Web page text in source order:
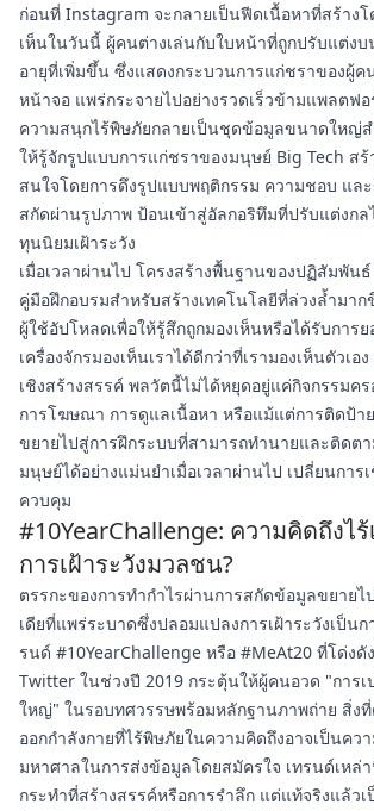
ก่อนที่ Instagram จะกลายเป็นฟีดเนื้อหาที่สร้างโ
เห็นในวันนี้ ผู้คนต่างเล่นกับใบหน้าที่ถูกปรับแต่งบ
อายุที่เพิ่มขึ้น ซึ่งแสดงกระบวนการแก่ชราของผู้ค
หน้าจอ แพร่กระจายไปอย่างรวดเร็วข้ามแพลตฟ
ความสนุกไร้พิษภัยกลายเป็นชุดข้อมูลขนาดใหญ่ส
ให้รู้จักรูปแบบการแก่ชราของมนุษย์ Big Tech สร้
สนใจโดยการดึงรูปแบบพฤติกรรม ความชอบ แล
สกัดผ่านรูปภาพ ป้อนเข้าสู่อัลกอริทึมที่ปรับแต่งกล
ทุนนิยมเฝ้าระวัง
เมื่อเวลาผ่านไป โครงสร้างพื้นฐานของปฏิสัมพัน
คู่มือฝึกอบรมสำหรับสร้างเทคโนโลยีที่ล่วงล้ำมา
ผู้ใช้อัปโหลดเพื่อให้รู้สึกถูกมองเห็นหรือได้รับการ
เครื่องจักรมองเห็นเราได้ดีกว่าที่เรามองเห็นตัวเอ
เชิงสร้างสรรค์ พลวัตนี้ไม่ได้หยุดอยู่แค่กิจกรรมค
การโฆษณา การดูแลเนื้อหา หรือแม้แต่การติดป้า
ขยายไปสู่การฝึกระบบที่สามารถทำนายและติดต
มนุษย์ได้อย่างแม่นยำเมื่อเวลาผ่านไป เปลี่ยนการ
ควบคุม
#10YearChallenge: ความคิดถึงไ
การเฝ้าระวังมวลชน?
ตรรกะของการทำกำไรผ่านการสกัดข้อมูลขยายไ
เดียที่แพร่ระบาดซึ่งปลอมแปลงการเฝ้าระวังเป็นก
รนด์ #10YearChallenge หรือ #MeAt20 ที่โด่ง
Twitter ในช่วงปี 2019 กระตุ้นให้ผู้คนอวด "การ
ใหญ่" ในรอบทศวรรษพร้อมหลักฐานภาพถ่าย สิ่งที่
ออกกำลังกายที่ไร้พิษภัยในความคิดถึงอาจเป็นคว
มหาศาลในการส่งข้อมูลโดยสมัครใจ เทรนด์เหล่
กระทำที่สร้างสรรค์หรือการรำลึก แต่แท้จริงแล้ว